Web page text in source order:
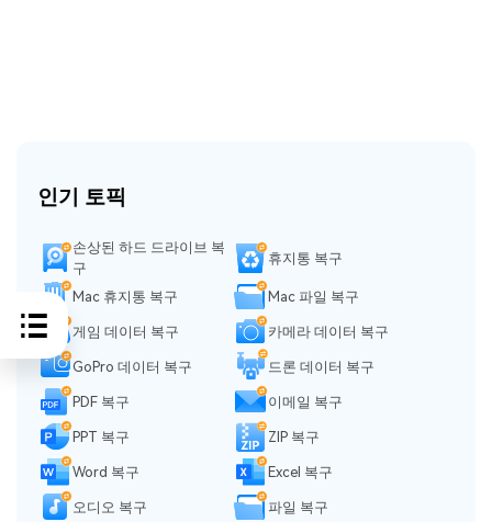
인기 토픽
손상된 하드 드라이브 복
구
휴지통 복구
Mac 휴지통 복구 Mac 파일 복구
게임 데이터 복구 카메라 데이터 복구
GoPro 데이터 복구 드론 데이터 복구
PDF 복구 이메일 복구
PPT 복구 ZIP 복구
Word 복구 Excel 복구
오디오 복구 파일 복구